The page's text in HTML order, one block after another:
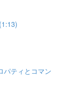
パティとコマン